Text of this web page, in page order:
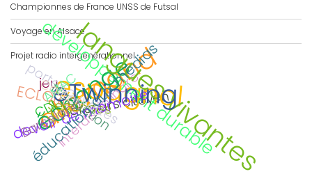
Championnes de France UNSS de Futsal
Voyage en Alsace
Projet radio intergénérationnel
interdisciplinaire
parcours citoyen
espagnol
développement durable
allemand
échange
CDISecondes
jeu
devoir de mémoire
ECLORE
portes ouvertes
langues vivantes
Viaje
Barcelona
traduction
eTwinning
AMAC
éducation aux médias
Calitom